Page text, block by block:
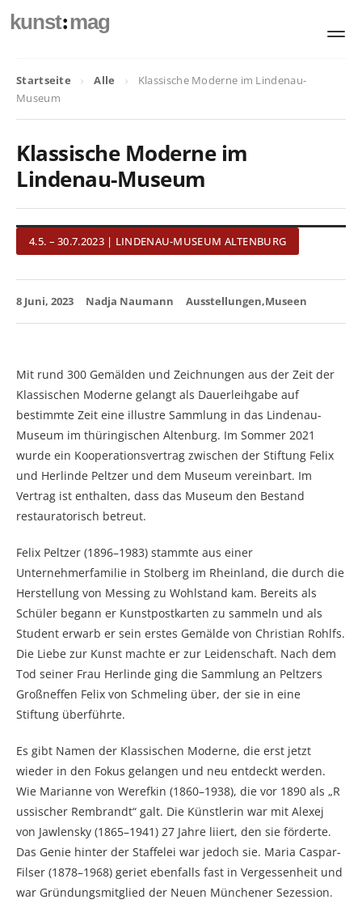
kunst:mag
Startseite Alle
Klassische Moderne im Lindenau-
Museum
Klassische Moderne im
Lindenau-Museum
4.5. – 30.7.2023 | LINDENAU-MUSEUM ALTENBURG
8 Juni, 2023 Nadja Naumann Ausstellungen Museen
Mit rund 300 Gemälden und Zeichnungen aus der Zeit der
Klassischen Moderne gelangt als Dauerleihgabe auf
bestimmte Zeit eine illustre Sammlung in das Lindenau-
Museum im thüringischen Altenburg. Im Sommer 2021
wurde ein Kooperationsvertrag zwischen der Stiftung Felix
und Herlinde Peltzer und dem Museum vereinbart. Im
Vertrag ist enthalten, dass das Museum den Bestand
restauratorisch betreut.
Felix Peltzer (1896–1983) stammte aus einer
Unternehmerfamilie in Stolberg im Rheinland, die durch die
Herstellung von Messing zu Wohlstand kam. Bereits als
Schüler begann er Kunstpostkarten zu sammeln und als
Student erwarb er sein erstes Gemälde von Christian Rohlfs.
Die Liebe zur Kunst machte er zur Leidenschaft. Nach dem
Tod seiner Frau Herlinde ging die Sammlung an Peltzers
Großneffen Felix von Schmeling über, der sie in eine
Stiftung überführte.
Es gibt Namen der Klassischen Moderne, die erst jetzt
wieder in den Fokus gelangen und neu entdeckt werden.
Wie Marianne von Werefkin (1860–1938), die vor 1890 als „R
ussischer Rembrandt“ galt. Die Künstlerin war mit Alexej
von Jawlensky (1865–1941) 27 Jahre liiert, den sie förderte.
Das Genie hinter der Staffelei war jedoch sie. Maria Caspar-
Filser (1878–1968) geriet ebenfalls fast in Vergessenheit und
war Gründungsmitglied der Neuen Münchener Sezession.